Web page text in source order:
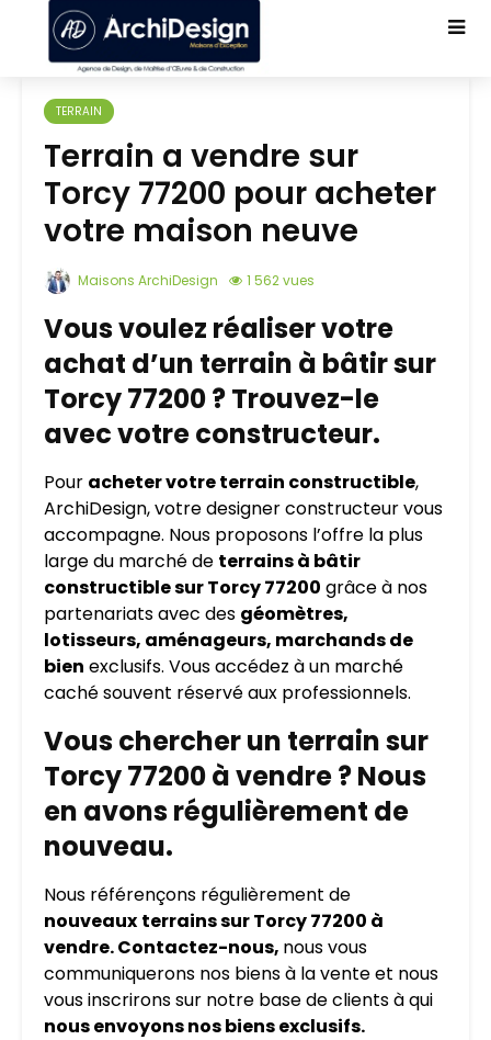
TERRAIN
Terrain a vendre sur
Torcy 77200 pour acheter
votre maison neuve
Maisons ArchiDesign 1 562 vues
Vous voulez réaliser votre
achat d’un terrain à bâtir sur
Torcy 77200 ? Trouvez-le
avec votre constructeur.
Pour acheter votre terrain constructible,
ArchiDesign, votre designer constructeur vous
accompagne. Nous proposons l’offre la plus
large du marché de terrains à bâtir
constructible sur Torcy 77200 grâce à nos
partenariats avec des géomètres,
lotisseurs, aménageurs, marchands de
bien exclusifs. Vous accédez à un marché
caché souvent réservé aux professionnels.
Vous chercher un terrain sur
Torcy 77200 à vendre ? Nous
en avons régulièrement de
nouveau.
Nous référençons régulièrement de
nouveaux terrains sur Torcy 77200 à
vendre. Contactez-nous, nous vous
communiquerons nos biens à la vente et nous
vous inscrirons sur notre base de clients à qui
nous envoyons nos biens exclusifs.